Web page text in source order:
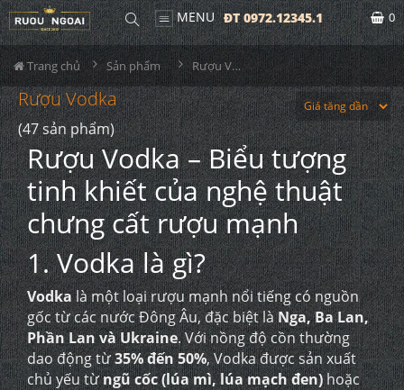
MENU ĐT 0972.12345.1 0
Trang chủ Sản phẩm Rượu Vodka
Rượu Vodka
(47 sản phẩm)
Rượu Vodka – Biểu tượng
tinh khiết của nghệ thuật
chưng cất rượu mạnh
1. Vodka là gì?
Vodkalà một loại rượu mạnh nổi tiếng có nguồn
gốc từ các nước Đông Âu, đặc biệt làNga, Ba Lan,
Phần Lan và Ukraine. Với nồng độ cồn thường
dao động từ35% đến 50%, Vodka được sản xuất
chủ yếu từngũ cốc (lúa mì, lúa mạch đen)hoặc